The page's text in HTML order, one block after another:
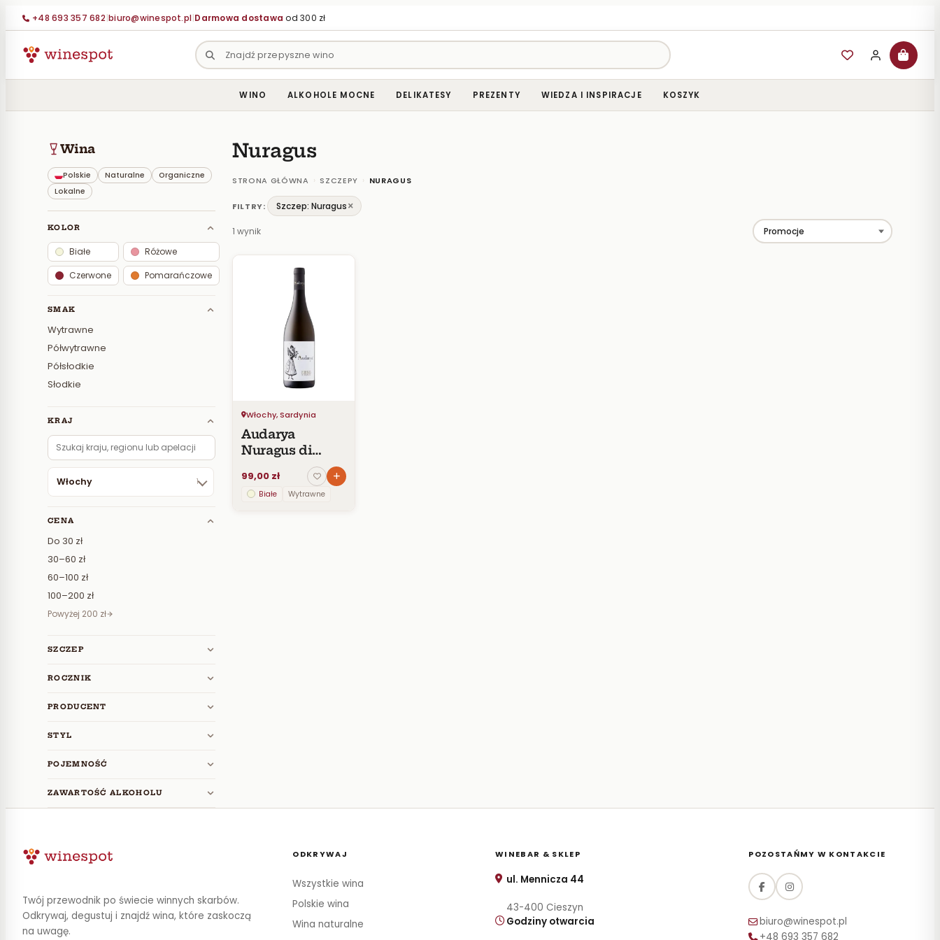
+48 693 357 682|biuro@winespot.pl|Darmowa dostawa od 300 zł
WINO ALKOHOLE MOCNE DELIKATESY PREZENTY WIEDZA I INSPIRACJE KOSZYK
Przejdź
do
treści
Wina
Polskie Naturalne
Organiczne
Lokalne
KOLOR
Białe
Różowe
Czerwone
Pomarańczowe
SMAK
Wytrawne
Półwytrawne
Półsłodkie
Słodkie
KRAJ
Włochy 1
CENA
Do 30 zł
30–60 zł
60–100 zł
100–200 zł
Powyżej 200 zł
SZCZEP
ROCZNIK
PRODUCENT
STYL
POJEMNOŚĆ
ZAWARTOŚĆ ALKOHOLU
Nuragus
STRONA GŁÓWNA › SZCZEPY › NURAGUS
FILTRY: Szczep: Nuragus×
1 wynik
Włochy, Sardynia
Audarya
Nuragus di
Cagliari DOC
99,00 zł
Białe Wytrawne
Twój przewodnik po świecie winnych skarbów.
Odkrywaj, degustuj i znajdź wina, które zaskoczą
na uwagę.
ODKRYWAJ
Wszystkie wina
Polskie wina
Wina naturalne
WINEBAR & SKLEP
ul. Mennicza 44
43-400 Cieszyn
Godziny otwarcia
POZOSTAŃMY W KONTAKCIE
biuro@winespot.pl
+48 693 357 682